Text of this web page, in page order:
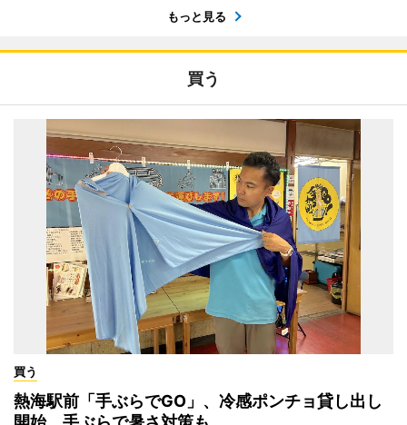
もっと見る
買う
買う
熱海駅前「手ぶらでGO」、冷感ポンチョ貸し出し